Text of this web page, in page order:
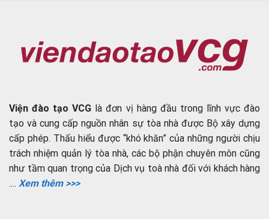
Viện đào tạo VCG là đơn vị hàng đầu trong lĩnh vực đào
tạo và cung cấp nguồn nhân sự tòa nhà được Bộ xây dựng
cấp phép. Thấu hiểu được “khó khăn” của những người chịu
trách nhiệm quản lý tòa nhà, các bộ phận chuyên môn cũng
như tầm quan trọng của Dịch vụ toà nhà đối với khách hàng
.... Xem thêm >>>